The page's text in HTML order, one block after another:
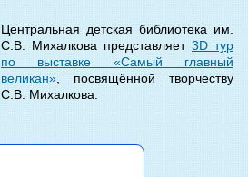
Центральная детская библиотека им.
С.В. Михалкова представляет 3D тур
по выставке «Самый главный
великан» , посвящённой творчеству
С.В. Михалкова.